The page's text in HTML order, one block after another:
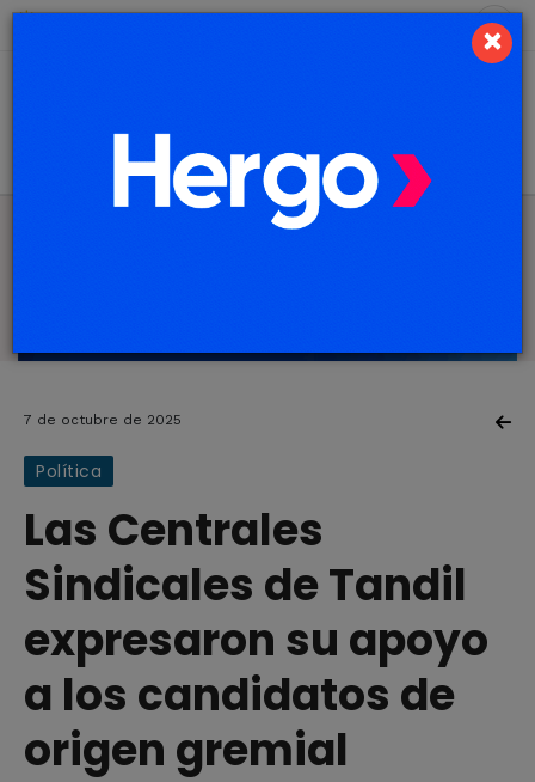
7 de octubre de 2025
Política
Las Centrales
Sindicales de Tandil
expresaron su apoyo
a los candidatos de
origen gremial
×